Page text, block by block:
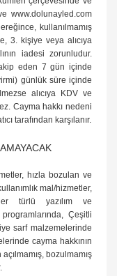
www.dolunayled.com
kullanılmamış
3. kişiye veya alıcıya
iadesi zorunludur.
eden 7 gün içinde
günlük süre içinde
alıcıya KDV ve
Cayma hakkı nedeni
tarafından karşılanır.
hızla bozulan ve
mal/hizmetler,
türlü yazılım ve
Çeşitli
sarf malzemelerinde
cayma hakkının
bozulmamış